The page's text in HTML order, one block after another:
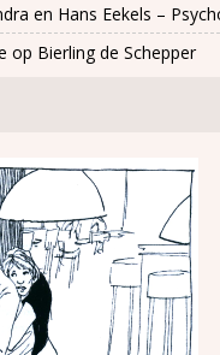
en Hans Eekels –
op Bierling de Schepper